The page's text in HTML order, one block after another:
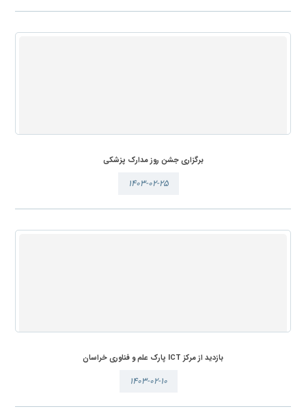
برگزاری جشن روز مدارک پزشکی
۱۴۰۳-۰۲-۲۵
بازدید از مرکز ICT پارک علم و فناوری خراسان
۱۴۰۳-۰۲-۱۰